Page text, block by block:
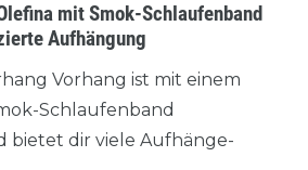
mit Smok-Schlaufenband
Aufhängung
Vorhang ist mit einem
Schlaufenband
bietet dir viele Aufhänge-